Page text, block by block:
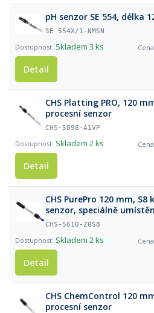
pH senzor SE 554, délka
SE 554X/1-NMSN
Skladem 3 ks
Detail
CHS Platting PRO, 120
procesní senzor
CHS-5898-A1VP
Skladem 2 ks
Detail
CHS PurePro 120 mm,
senzor, speciálně
CHS-5610-Z0S8
Skladem 2 ks
Detail
CHS ChemControl 120
procesní senzor